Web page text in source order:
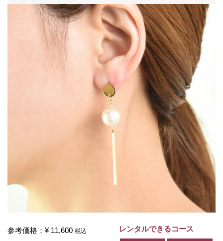
参考価格： ¥ 11,600 税込 レンタルできるコース